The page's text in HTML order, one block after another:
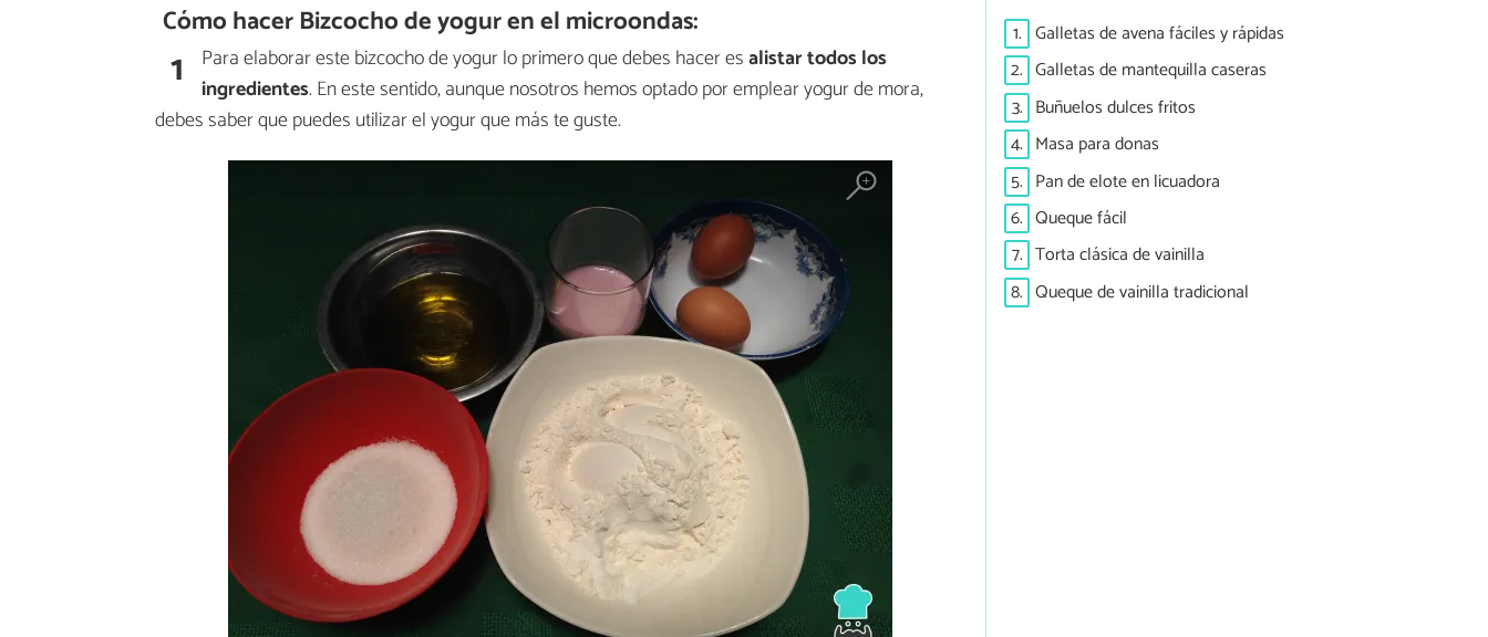
Cómo hacer Bizcocho de yogur en el microondas:
1 Para elaborar este bizcocho de yogur lo primero que debes hacer esalistar todos los
ingredientes. En este sentido, aunque nosotros hemos optado por emplear yogur de mora,
debes saber que puedes utilizar el yogur que más te guste.
1. Galletas de avena fáciles y rápidas
2. Galletas de mantequilla caseras
3. Buñuelos dulces fritos
4. Masa para donas
5. Pan de elote en licuadora
6. Queque fácil
7. Torta clásica de vainilla
8. Queque de vainilla tradicional